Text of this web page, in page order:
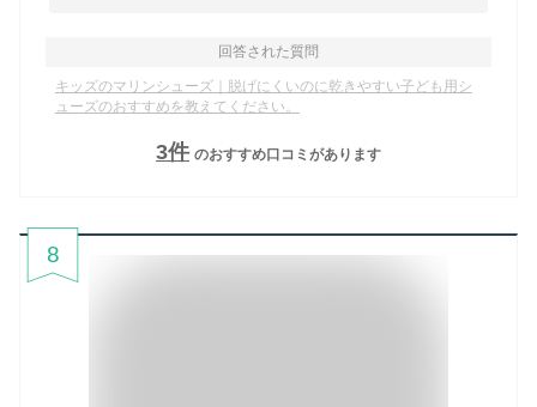
回答された質問
キッズのマリンシューズ｜脱げにくいのに乾きやすい子ども用シ
ューズのおすすめを教えてください。
3件 のおすすめ口コミがあります
8